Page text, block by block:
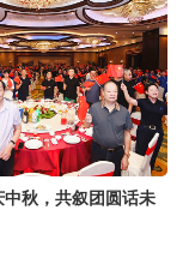
中秋，共叙团圆话未